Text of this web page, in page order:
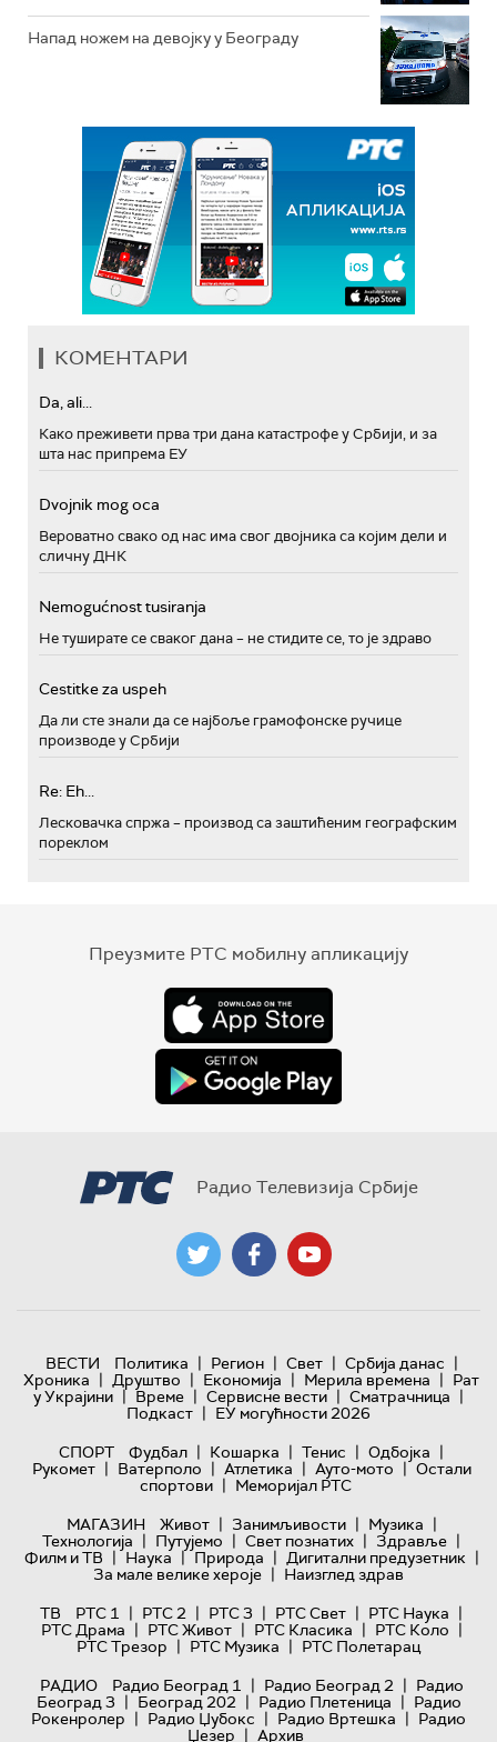
Напад ножем на девојку у Београду
КОМЕНТАРИ
Da, ali...
Како преживети прва три дана катастрофе у Србији, и за
шта нас припрема ЕУ
Dvojnik mog oca
Вероватно свако од нас има свог двојника са којим дели и
сличну ДНК
Nemogućnost tusiranja
Не туширате се сваког дана – не стидите се, то је здраво
Cestitke za uspeh
Да ли сте знали да се најбоље грамофонске ручице
производе у Србији
Re: Eh...
Лесковачка спржа – производ са заштићеним географским
пореклом
Преузмите РТС мобилну апликацију
Радио Телевизија Србије
ВЕСТИ Политика | Регион | Свет | Србија данас |
Хроника | Друштво | Економија | Мерила времена | Рат
у Украјини | Време | Сервисне вести | Сматрачница |
Подкаст | ЕУ могућности 2026
СПОРТ
Фудбал | Кошарка | Тенис | Одбојка |
Рукомет | Ватерполо | Атлетика | Ауто-мото | Остали
спортови | Меморијал РТС
МАГАЗИН
Живот | Занимљивости | Музика |
Технологијa | Путујемо | Свет познатих | Здравље |
Филм и ТВ | Наука | Природа | Дигитални предузетник |
За мале велике хероје | Наизглед здрав
ТВ
РТС 1 | РТС 2 | РТС 3 | РТС Свет | РТС Наука |
РТС Драма | РТС Живот | РТС Класика | РТС Коло |
РТС Трезор | РТС Музика | РТС Полетарац
РАДИО
Радио Београд 1 | Радио Београд 2 | Радио
Београд 3 | Београд 202 | Радио Плетеница | Радио
Рокенролер | Радио Џубокс | Радио Вртешка | Радио
Џезер | Архив